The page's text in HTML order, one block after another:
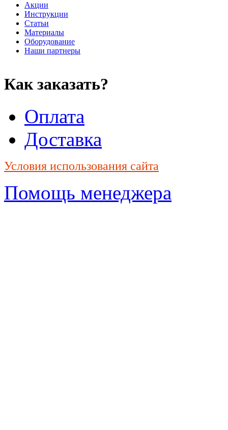
Акции
Инструкции
Статьи
Материалы
Оборудование
Наши партнеры
Как заказать?
Оплата
Доставка
Условия использования сайта
Помощь менеджера